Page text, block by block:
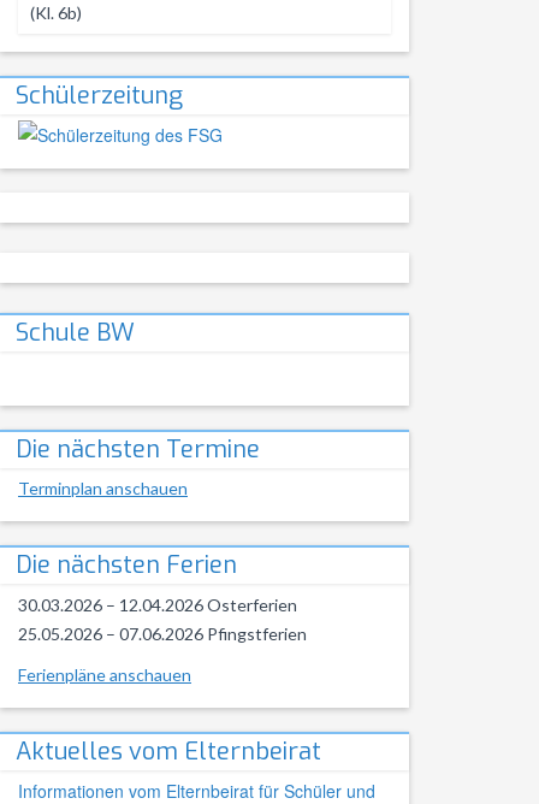
(Kl. 6b)
Schülerzeitung
Schule BW
Die nächsten Termine
Terminplan anschauen
Die nächsten Ferien
30.03.2026 – 12.04.2026 Osterferien
25.05.2026 – 07.06.2026 Pfingstferien
Ferienpläne anschauen
Aktuelles vom Elternbeirat
Informationen vom Elternbeirat für Schüler und